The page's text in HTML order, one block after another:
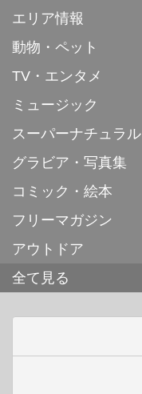
エリア情報
動物・ペット
TV・エンタメ
ミュージック
スーパーナチュラル
グラビア・写真集
コミック・絵本
フリーマガジン
アウトドア
全て見る